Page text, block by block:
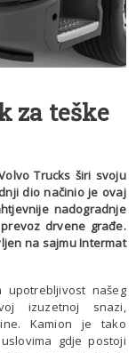
za teške
Trucks širi svoju
dio načinio je ovaj
nadogradnje
drvene građe.
na sajmu Intermat
upotrebljivost našeg
izuzetnoj snazi,
Kamion je tako
gdje postoji